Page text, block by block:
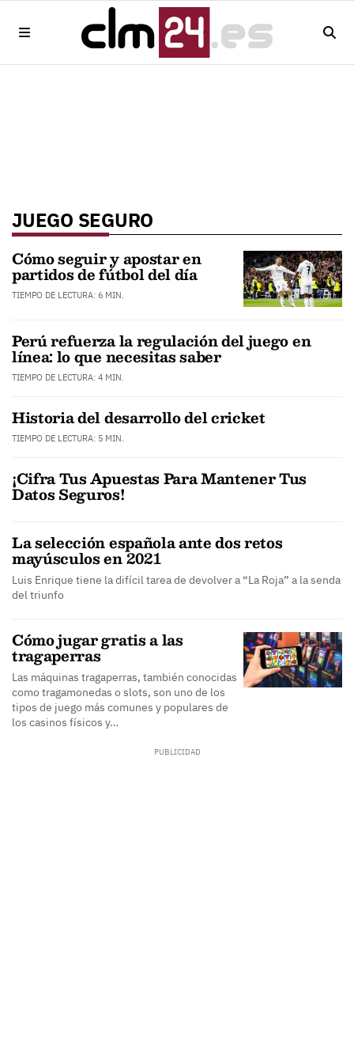
JUEGO SEGURO
Cómo seguir y apostar en
partidos de fútbol del día
TIEMPO DE LECTURA: 6 MIN.
Perú refuerza la regulación del juego en
línea: lo que necesitas saber
TIEMPO DE LECTURA: 4 MIN.
Historia del desarrollo del cricket
TIEMPO DE LECTURA: 5 MIN.
¡Cifra Tus Apuestas Para Mantener Tus
Datos Seguros!
La selección española ante dos retos
mayúsculos en 2021
Luis Enrique tiene la difícil tarea de devolver a “La Roja” a la senda
del triunfo
Cómo jugar gratis a las
tragaperras
Las máquinas tragaperras, también conocidas
como tragamonedas o slots, son uno de los
tipos de juego más comunes y populares de
los casinos físicos y…